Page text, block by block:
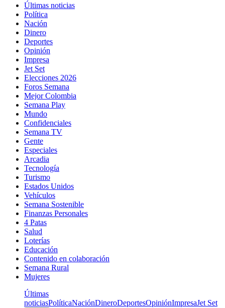
Últimas noticias
Política
Nación
Dinero
Deportes
Opinión
Impresa
Jet Set
Elecciones 2026
Foros Semana
Mejor Colombia
Semana Play
Mundo
Confidenciales
Semana TV
Gente
Especiales
Arcadia
Tecnología
Turismo
Estados Unidos
Vehículos
Semana Sostenible
Finanzas Personales
4 Patas
Salud
Loterías
Educación
Contenido en colaboración
Semana Rural
Mujeres
Últimas
noticiasPolíticaNaciónDineroDeportesOpiniónImpresaJet Set